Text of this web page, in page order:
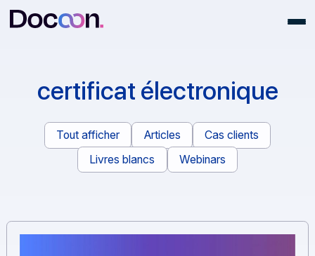
certificat électronique
Tout afficher Articles
Cas clients
Livres blancs
Webinars